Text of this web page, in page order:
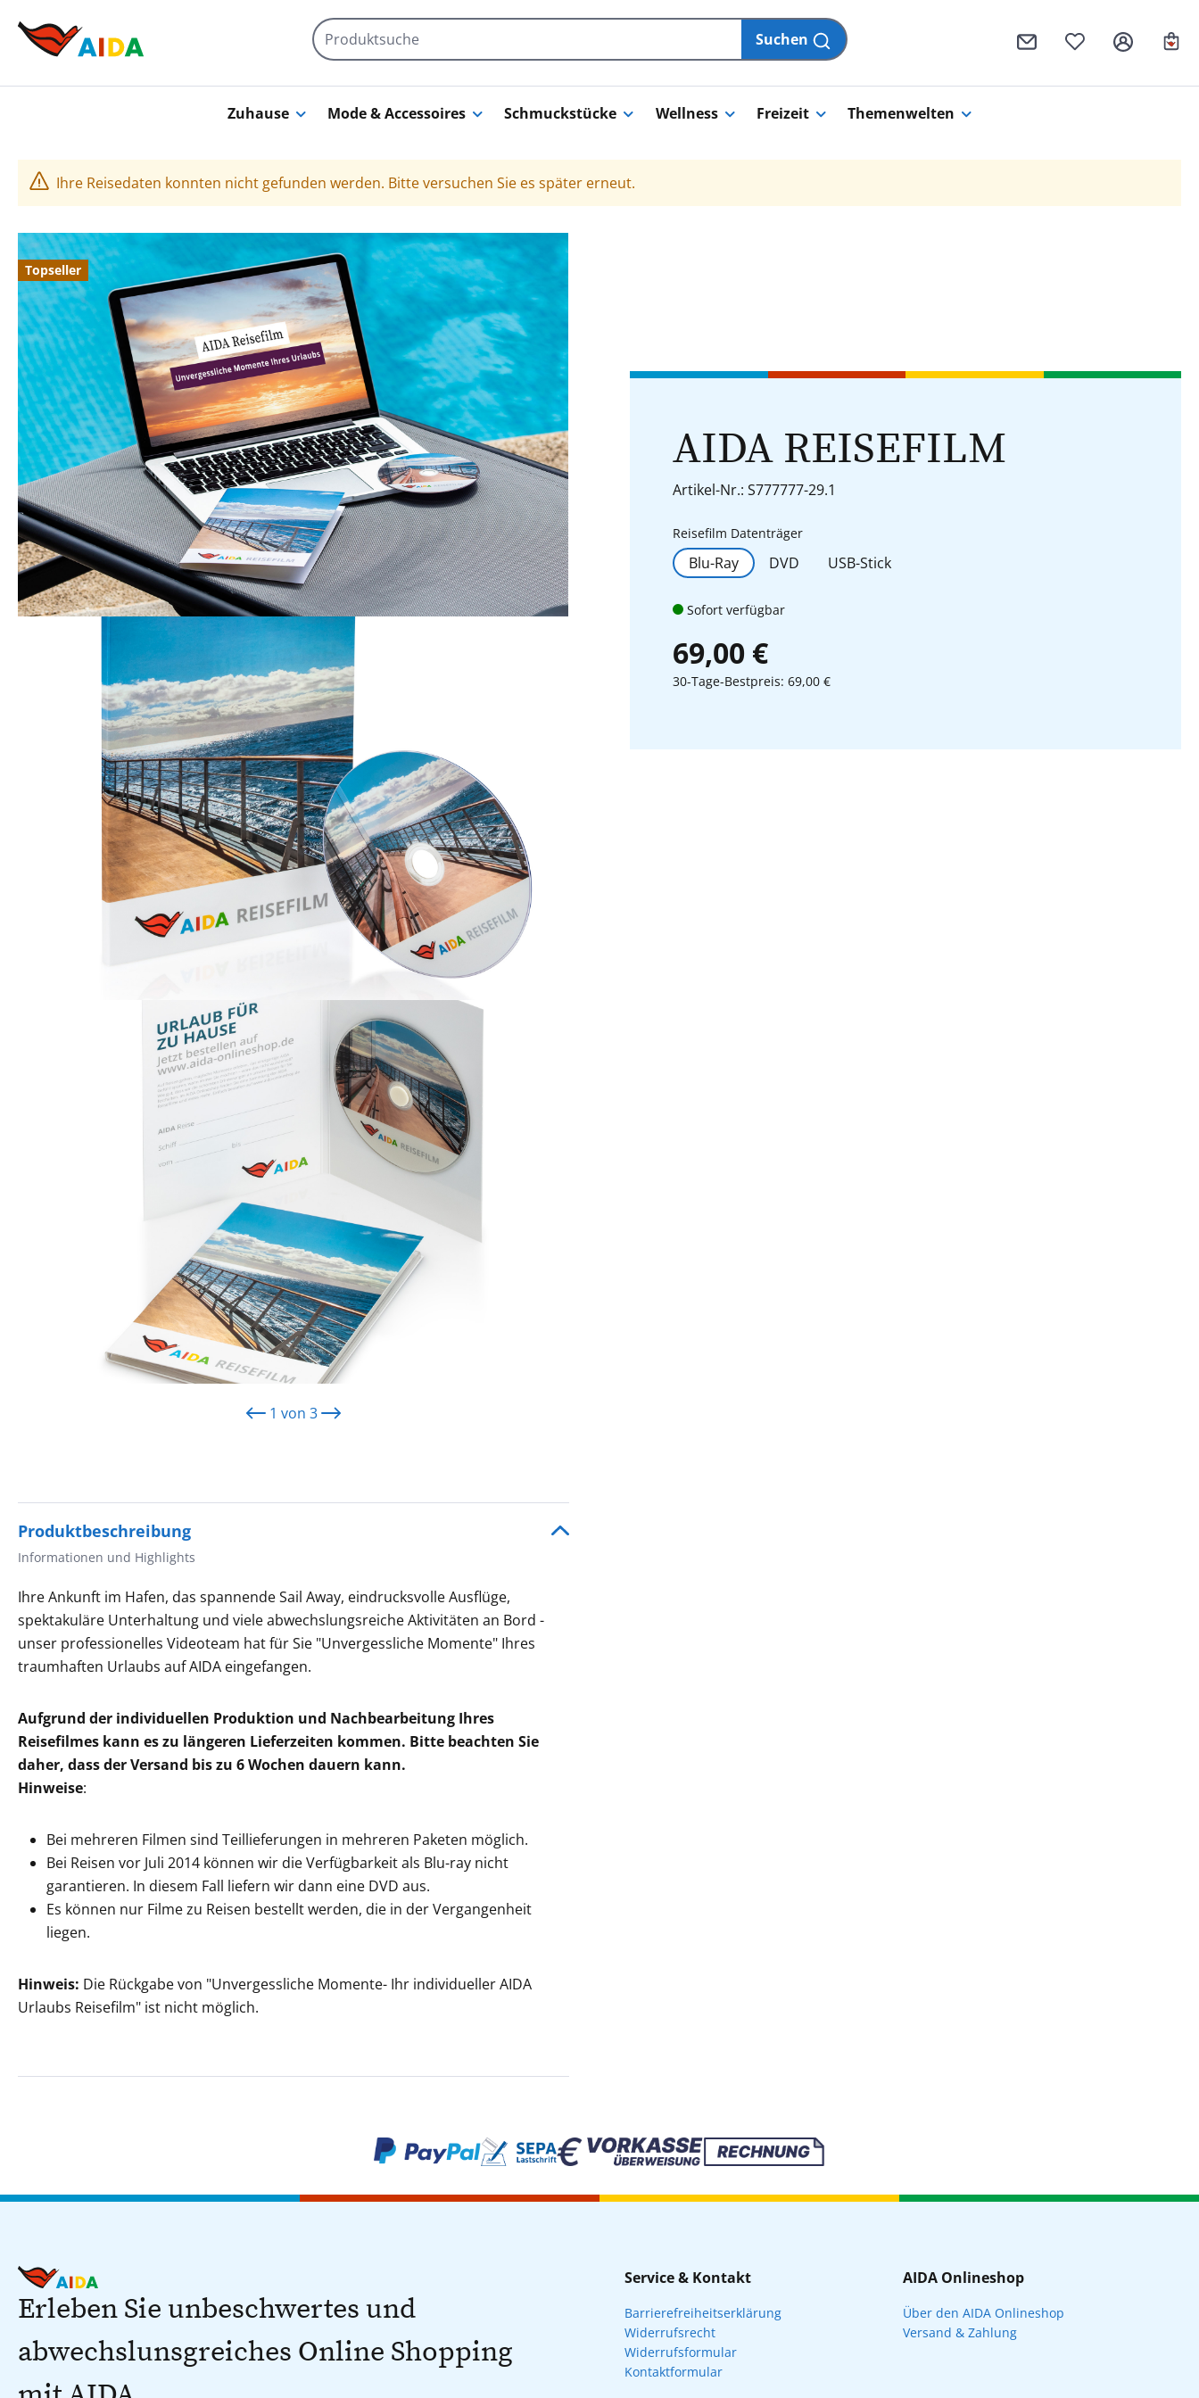
Suchen
Zuhause Mode & Accessoires Schmuckstücke Wellness Freizeit Themenwelten
Ihre Reisedaten konnten nicht gefunden werden. Bitte versuchen Sie es später erneut.
AIDA REISEFILM
Artikel-Nr.: S777777-29.1
Reisefilm Datenträgerauswählen
Blu-Ray DVD USB-Stick
Sofort verfügbar
69,00 €
30-Tage-Bestpreis: 69,00 €
Topseller
Bildergalerie überspringen
1 von 3
Produktbeschreibung
Informationen und Highlights
Ihre Ankunft im Hafen, das spannende Sail Away, eindrucksvolle Ausflüge,
spektakuläre Unterhaltung und viele abwechslungsreiche Aktivitäten an Bord -
unser professionelles Videoteam hat für Sie "Unvergessliche Momente" Ihres
traumhaften Urlaubs auf AIDA eingefangen.
Aufgrund der individuellen Produktion und Nachbearbeitung Ihres
Reisefilmes kann es zu längeren Lieferzeiten kommen. Bitte beachten Sie
daher, dass der Versand bis zu 6 Wochen dauern kann.
Hinweise:
Bei mehreren Filmen sind Teillieferungen in mehreren Paketen möglich.
Bei Reisen vor Juli 2014 können wir die Verfügbarkeit als Blu-ray nicht
garantieren. In diesem Fall liefern wir dann eine DVD aus.
Es können nur Filme zu Reisen bestellt werden, die in der Vergangenheit
liegen.
Hinweis: Die Rückgabe von "Unvergessliche Momente- Ihr individueller AIDA
Urlaubs Reisefilm" ist nicht möglich.
Erleben Sie unbeschwertes und
abwechslunsgreiches Online Shopping
Service & Kontakt
Barrierefreiheitserklärung
Widerrufsrecht
Widerrufsformular
Kontaktformular
AIDA Onlineshop
Über den AIDA Onlineshop
Versand & Zahlung